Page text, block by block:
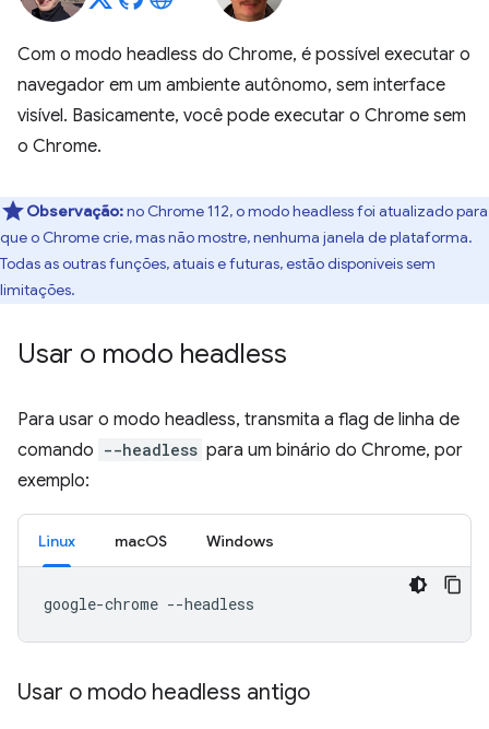
Com o modo headless do Chrome, é possível executar o
navegador em um ambiente autônomo, sem interface
visível. Basicamente, você pode executar o Chrome sem
o Chrome.
Observação:no Chrome 112, o modo headless foi atualizado para
que o Chrome crie, mas não mostre, nenhuma janela de plataforma.
Todas as outras funções, atuais e futuras, estão disponíveis sem
limitações.
Usar o modo headless
Para usar o modo headless, transmita a flag de linha de
comando --headless para um binário do Chrome, por
exemplo:
Linux macOS Windows
google-chrome
Usar o modo headless antigo